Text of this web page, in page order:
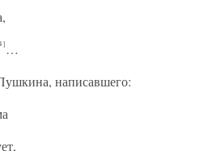
…
написавшего: